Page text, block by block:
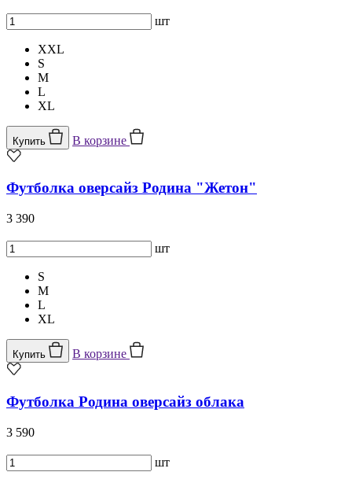
шт
XXL
S
M
L
XL
Купить В корзине
Футболка оверсайз Родина "Жетон"
3 390
шт
S
M
L
XL
Купить В корзине
Футболка Родина оверсайз облака
3 590
шт